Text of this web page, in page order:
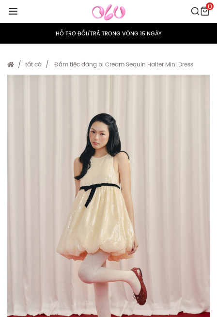
0
MIỄN PHÍ VẬN CHUYỂN CHO MỌI ĐƠN HÀNG
HỖ TRỢ ĐỔI/TRẢ TRONG VÒNG 15 NGÀY
MIỄN PHÍ VẬN CHUYỂN CHO MỌI ĐƠN HÀNG
TÍCH ĐIỂM 5% CHO MỌI ĐƠN HÀNG
tất cả Đầm tiệc dáng bí Cream Sequin Halter Mini Dress